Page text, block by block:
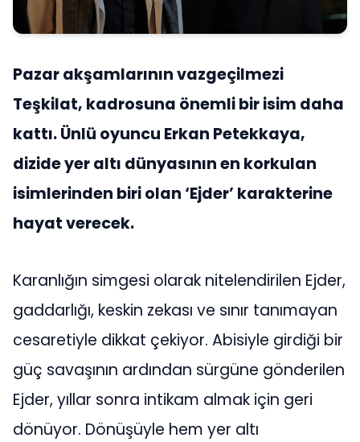
Pazar akşamlarının vazgeçilmezi
Teşkilat, kadrosuna önemli bir isim daha
kattı. Ünlü oyuncu Erkan Petekkaya,
dizide yer altı dünyasının en korkulan
isimlerinden biri olan ‘Ejder’ karakterine
hayat verecek.
Karanlığın simgesi olarak nitelendirilen Ejder,
gaddarlığı, keskin zekası ve sınır tanımayan
cesaretiyle dikkat çekiyor. Abisiyle girdiği bir
güç savaşının ardından sürgüne gönderilen
Ejder, yıllar sonra intikam almak için geri
dönüyor. Dönüşüyle hem yer altı